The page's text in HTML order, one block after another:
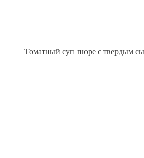
Томатный суп-пюре с твердым